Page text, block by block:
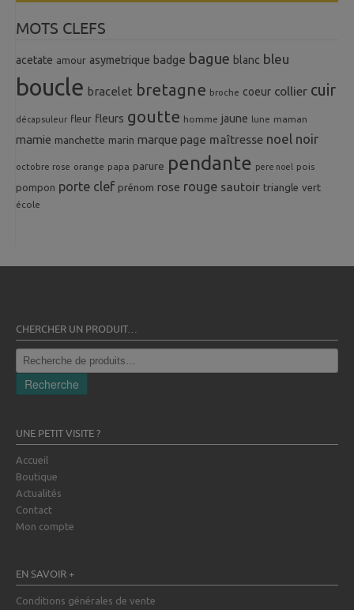
MOTS CLEFS
acetate amour asymetrique badge bague blanc bleu
boucle bracelet bretagne broche coeur collier cuir
décapsuleur fleur fleurs goutte homme jaune lune maman
mamie manchette marin marque page maîtresse noel noir
octobre rose orange papa parure pendante pere noel pois
pompon porte clef prénom rose rouge sautoir triangle vert
école
CHERCHER UN PRODUIT…
Recherche
pour :
Recherche
UNE PETIT VISITE ?
Accueil
Boutique
Actualités
Contact
Mon compte
EN SAVOIR +
Conditions générales de vente